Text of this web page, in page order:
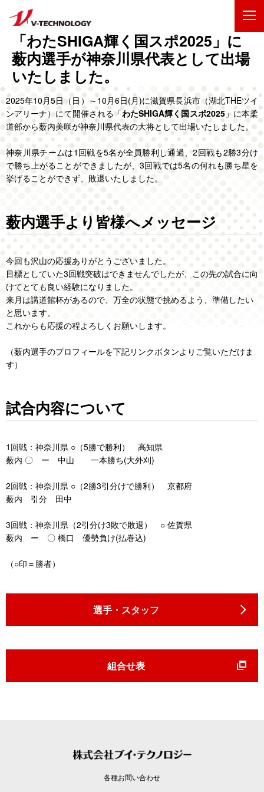
「わたSHIGA輝く国スポ2025」に
薮内選手が神奈川県代表として出場
いたしました。
2025年10月5日（日）～10月6日(月)に滋賀県長浜市（湖北THEツイ
ンアリーナ）にて開催される「わたSHIGA輝く国スポ2025」に本柔
道部から薮内美咲が神奈川県代表の大将として出場いたしました。
神奈川県チームは1回戦を5名が全員勝利し通過、2回戦も2勝3分け
で勝ち上がることができましたが、3回戦では5名の何れも勝ち星を
挙げることができず、敗退いたしました。
薮内選手より皆様へメッセージ
今回も沢山の応援ありがとうございました。
目標としていた3回戦突破はできませんでしたが、この先の試合に向
けてとても良い経験になりました。
来月は講道館杯があるので、万全の状態で挑めるよう、準備したい
と思います。
これからも応援の程よろしくお願いします。
（薮内選手のプロフィールを下記リンクボタンよりご覧いただけま
す）
試合内容について
1回戦：神奈川県 ○（5勝で勝利） 高知県
薮内 〇 ー 中山 一本勝ち(大外刈)
2回戦：神奈川県 ○（2勝3引分けで勝利） 京都府
薮内 引分 田中
3回戦：神奈川県（2引分け3敗で敗退） ○ 佐賀県
薮内 ー 〇 橋口 優勢負け(払巻込)
（○印＝勝者）
選手・スタッフ
組合せ表
企業情報
製品・事業
IR情報
採用情報
技術・開発
ENGLISH
各種お問い合わせ